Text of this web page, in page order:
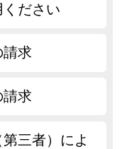
ださい
求
求
三者）によ